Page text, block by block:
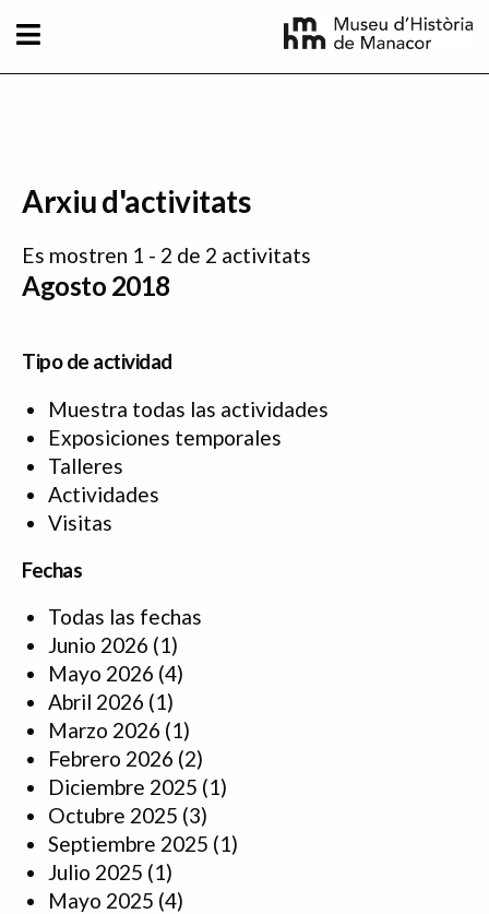
Arxiu d'activitats
Es mostren 1 - 2 de 2 activitats
Agosto 2018
Tipo de actividad
Muestra todas las actividades
Exposiciones temporales
Talleres
Actividades
Visitas
Fechas
Todas las fechas
Junio 2026 (1)
Mayo 2026 (4)
Abril 2026 (1)
Marzo 2026 (1)
Febrero 2026 (2)
Diciembre 2025 (1)
Octubre 2025 (3)
Septiembre 2025 (1)
Julio 2025 (1)
Mayo 2025 (4)